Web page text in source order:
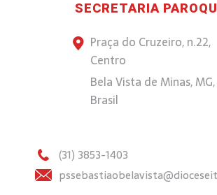
SECRETARIA
Praça do Cruzeiro, n.22,
Centro
Bela Vista de Minas, MG,
Brasil
(31) 3853-1403